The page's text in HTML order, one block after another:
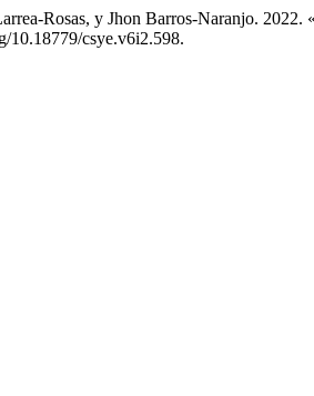
Rosas, y Jhon Barros-Naranjo.
10.18779/csye.v6i2.598.